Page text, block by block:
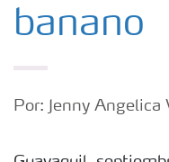
banano
Por: Jenny Angelica